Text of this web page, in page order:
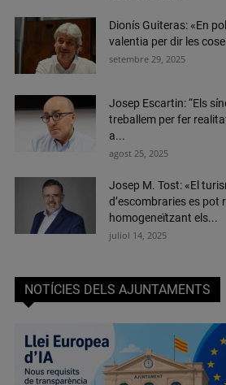
Dionís Guiteras: «En
valentia per dir les
setembre 29, 2025
Josep Escartin: “Els
treballem per fer
a...
agost 25, 2025
Josep M. Tost: «El
d’escombraries es pot
homogeneïtzant els...
juliol 14, 2025
NOTÍCIES DELS AJUNTAMENTS